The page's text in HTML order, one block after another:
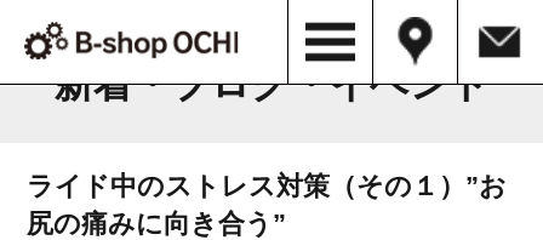
B-shop OCHI NEWS & BLOG
新着・ブログ・イベント
ライド中のストレス対策（その１）”お
尻の痛みに向き合う”